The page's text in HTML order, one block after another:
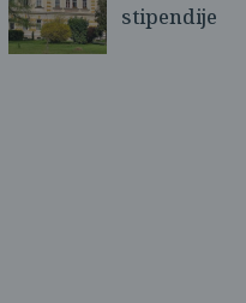
stipendije